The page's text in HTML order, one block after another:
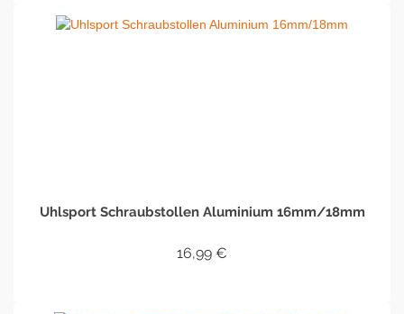
Uhlsport Schraubstollen Aluminium 16mm/18mm
16,99 €